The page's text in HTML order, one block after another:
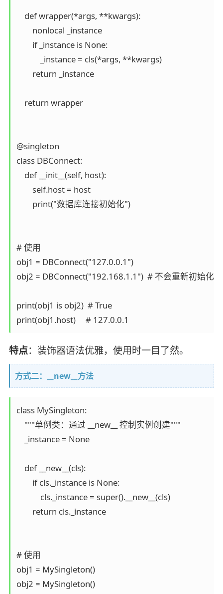
    def wrapper(*args, **kwargs):
        nonlocal _instance
        if _instance is None:
            _instance = cls(*args, **kwargs)
        return _instance
    return wrapper
@singleton
class DBConnect:
    def __init__(self, host):
        self.host = host
        print("数据库连接初始化")
# 使用
obj1 = DBConnect("127.0.0.1")
obj2 = DBConnect("192.168.1.1")  # 不会重新初始化
print(obj1 is obj2)  # True
特点：装饰器语法优雅，使用时一目了然。
方式二：__new__方法
class MySingleton:
    """单例类：通过 __new__ 控制实例创建"""
    _instance = None
    def __new__(cls):
        if cls._instance is None:
            cls._instance = super().__new__(cls)
        return cls._instance
# 使用
obj1 = MySingleton()
obj2 = MySingleton()